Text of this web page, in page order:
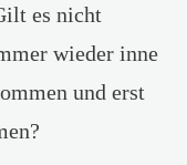
es nicht
wieder inne
und erst